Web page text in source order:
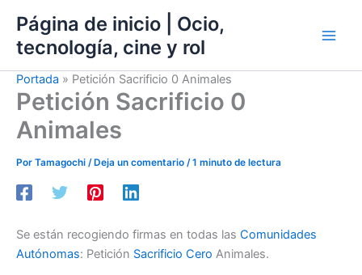
contenido
Página de inicio | Ocio,
tecnología, cine y rol
Portada » Petición Sacrificio 0 Animales
Petición Sacrificio 0
Animales
Por Tamagochi / Deja un comentario /1 minuto de lectura
Se están recogiendo firmas en todas las Comunidades
Autónomas: Petición Sacrificio Cero Animales.